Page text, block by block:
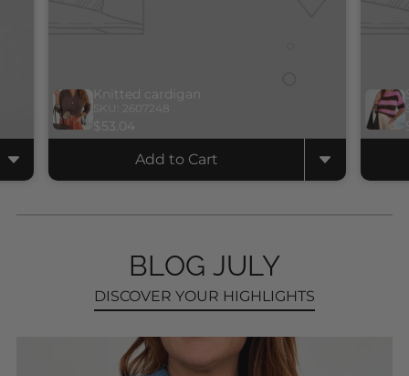
Knitted cardigan
SKU: 2607248
$53.04
Add to Cart
BLOG JULY
DISCOVER YOUR HIGHLIGHTS